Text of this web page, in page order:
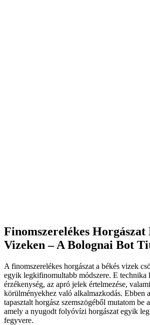
Finomszerelékes Horgászat
Vizeken – A Bolognai Bot
A finomszerelékes horgászat a békés vizek
egyik legkifinomultabb módszere. E technika
érzékenység, az apró jelek értelmezése,
körülményekhez való alkalmazkodás. Ebben
tapasztalt horgász szemszögéből mutatom be
amely a nyugodt folyóvízi horgászat egyik
fegyvere.